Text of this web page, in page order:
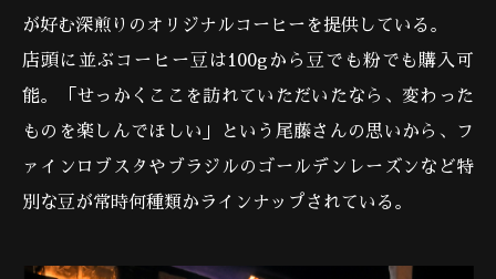
が好む深煎りのオリジナルコーヒーを提供している。
店頭に並ぶコーヒー豆は100gから豆でも粉でも購入可
能。「せっかくここを訪れていただいたなら、変わった
ものを楽しんでほしい」という尾藤さんの思いから、フ
ァインロブスタやブラジルのゴールデンレーズンなど特
別な豆が常時何種類かラインナップされている。